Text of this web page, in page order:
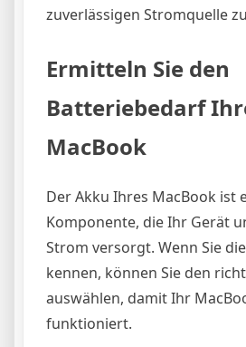
zuverlässigen Stromquelle
Ermitteln Sie den
Batteriebedarf
MacBook
Der Akku Ihres MacBook ist
Komponente, die Ihr Gerät
Strom versorgt. Wenn Sie
kennen, können Sie den
auswählen, damit Ihr
funktioniert.